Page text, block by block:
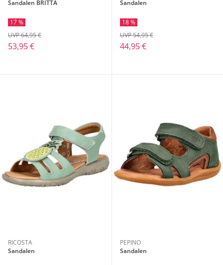
Sandalen BRITTA
17 %
53,95 €
UVP 64,95 €
Sandalen
18 %
44,95 €
UVP 54,95 €
RICOSTA
Sandalen
PEPINO
Sandalen